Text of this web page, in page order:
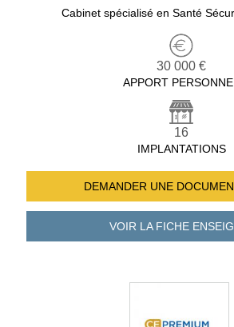
Cabinet spécialisé en Santé
30 000 €
APPORT
16
IMPLANTATIONS
DEMANDER UNE
VOIR LA FICHE